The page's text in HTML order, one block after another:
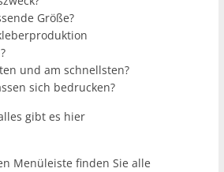
Größe?
und am schnellsten?
sich bedrucken?
gibt es hier
Menüleiste finden Sie alle